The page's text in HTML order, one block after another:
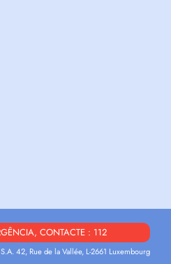
CONTACTE : 112
42, Rue de la Vallée, L-2661 Luxembourg